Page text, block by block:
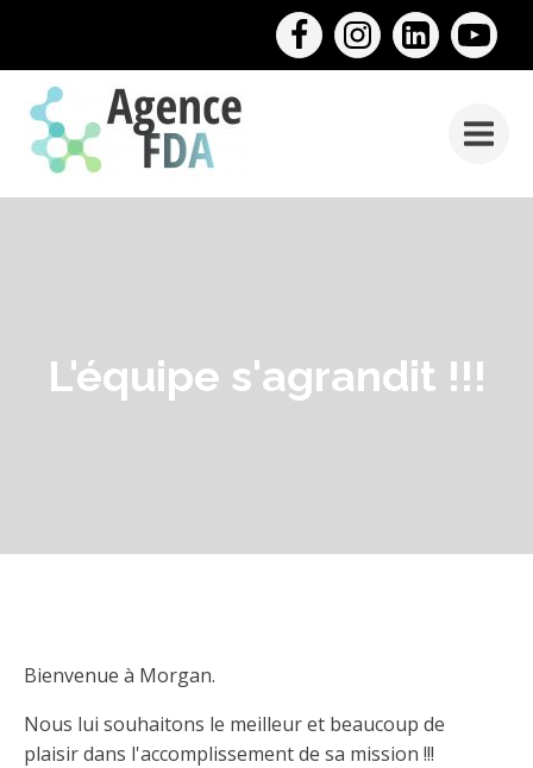
L'équipe s'agrandit !!!
Bienvenue à Morgan.
Nous lui souhaitons le meilleur et beaucoup de
plaisir dans l'accomplissement de sa mission !!!